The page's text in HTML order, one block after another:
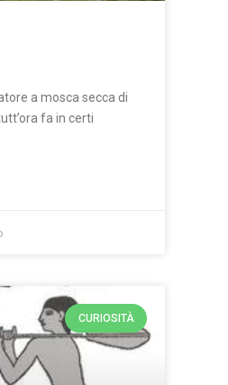
a mosca secca di
fa in certi
CURIOSITÀ